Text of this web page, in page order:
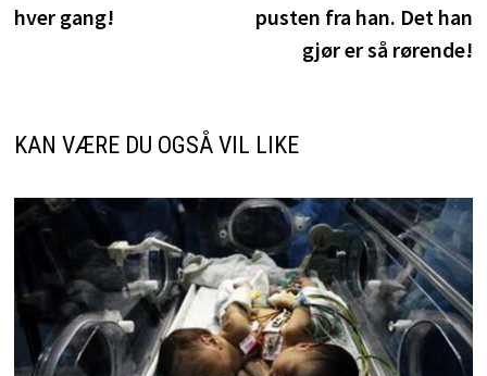
hver gang!
pusten fra han. Det han
gjør er så rørende!
KAN VÆRE DU OGSÅ VIL LIKE